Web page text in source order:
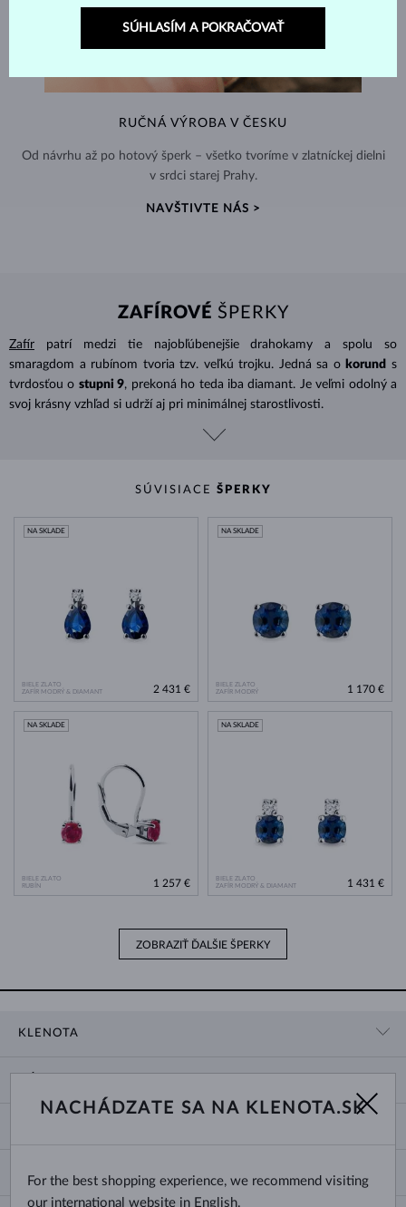
RUČNÁ VÝROBA V ČESKU
Od návrhu až po hotový šperk – všetko tvoríme v zlatníckej dielni
v srdci starej Prahy.
NAVŠTIVTE NÁS >
ZAFÍROVÉ ŠPERKY
Zafír
patrí medzi tie najobľúbenejšie drahokamy a spolu so
smaragdom a rubínom tvoria tzv. veľkú trojku. Jedná sa o korund s
tvrdosťou o stupni 9, prekoná ho teda iba diamant. Je veľmi odolný a
svoj krásny vzhľad si udrží aj pri minimálnej starostlivosti.
SÚVISIACE ŠPERKY
BIELE ZLATO
ZAFÍR MODRÝ & DIAMANT
NA SKLADE
2 431 €
BIELE ZLATO
ZAFÍR MODRÝ
NA SKLADE
1 170 €
BIELE ZLATO
RUBÍN
NA SKLADE
1 257 €
BIELE ZLATO
ZAFÍR MODRÝ & DIAMANT
NA SKLADE
1 431 €
ZOBRAZIŤ ĎALŠIE ŠPERKY
KLENOTA
O NÁS
DODANIE A PLATBA ZA TOVAR
VÝBER SVADOBNÝCH OBRÚČOK
TYPY A DĹŽKY RETIAZOK
SÚHLASÍM A POKRAČOVAŤ
NACHÁDZATE SA NA KLENOTA.SK
For the best shopping experience, we recommend visiting
our international website in English.